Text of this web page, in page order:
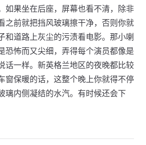
如果坐在后座，屏幕也看不清，除非
之前就把挡风玻璃擦干净，否则你就
和道路上灰尘的污渍看电影。那小喇
恐怖而又尖细，弄得每个演员都像是
话一样。新英格兰地区的夜晚都比较
窗保暖的话，这整个晚上你就得不停
璃内侧凝结的水汽。有时候还会下